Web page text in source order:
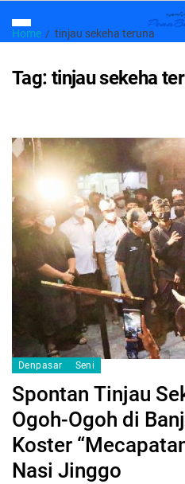
Home tinjau sekeha teruna
Tag: tinjau sekeha
Denpasar Seni
Spontan Tinjau
Ogoh-Ogoh di
Koster
Nasi Jinggo